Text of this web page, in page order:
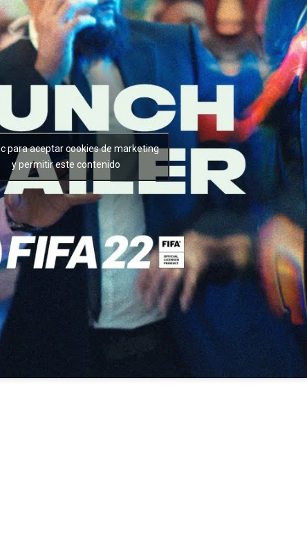
para aceptar cookies de marketing
y permitir este contenido